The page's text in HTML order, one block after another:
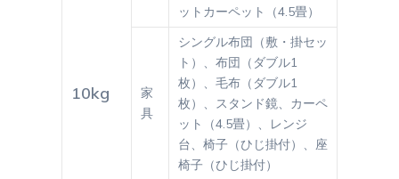
10kg
ットカーペット（4.5畳）
家
具
シングル布団（敷・掛セッ
ト）、布団（ダブル1
枚）、毛布（ダブル1
枚）、スタンド鏡、カーペ
ット（4.5畳）、レンジ
台、椅子（ひじ掛付）、座
椅子（ひじ掛付）